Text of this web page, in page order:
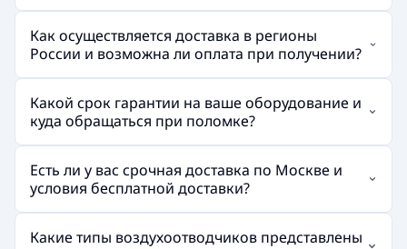
Как осуществляется доставка в регионы
России и возможна ли оплата при получении?
Какой срок гарантии на ваше оборудование и
куда обращаться при поломке?
Есть ли у вас срочная доставка по Москве и
условия бесплатной доставки?
Какие типы воздухоотводчиков представлены